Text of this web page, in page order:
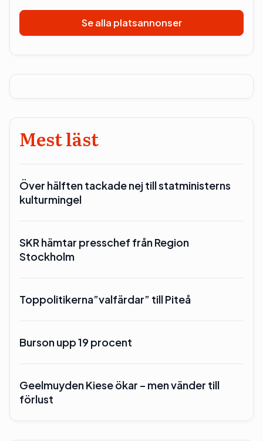
Se alla platsannonser
Mest läst
Över hälften tackade nej till statministerns
kulturmingel
SKR hämtar presschef från Region
Stockholm
Toppolitikerna”valfärdar” till Piteå
Burson upp 19 procent
Geelmuyden Kiese ökar – men vänder till
förlust